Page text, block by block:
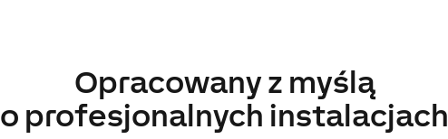
Opracowany z myślą
o profesjonalnych instalacjach